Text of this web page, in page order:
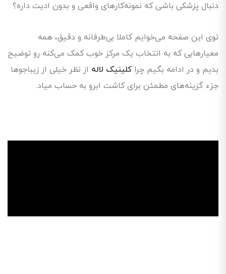
دنبال پزشکی باشی که نمونه‌کارهای واقعی و بدون ادیت داره؟
توی این صفحه می‌خوایم کاملا بی‌طرفانه و دقیق، همه
معیارهایی که به انتخاب یک مرکز خوب کمک می‌کنه رو توضیح
بدیم و در ادامه بگیم چرا کلینیک لاله از نظر خیلی از زیباجوها
جزء گزینه‌های مطمئن برای کاشت ابرو به حساب میاد.